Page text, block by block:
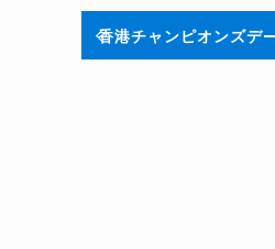
香港チャンピオンズ